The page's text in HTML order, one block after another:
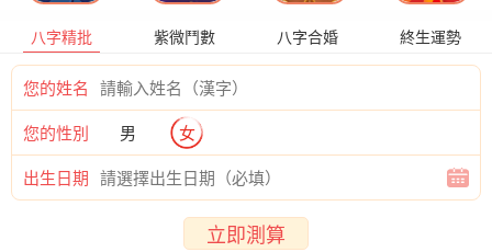
八字精批 紫微鬥數 八字合婚 終生運勢
您的姓名
您的性別 男 女
出生日期
立即測算